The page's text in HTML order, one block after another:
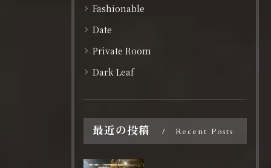
Fashionable
Date
Private Room
Dark Leaf
最近の投稿 Recent Posts